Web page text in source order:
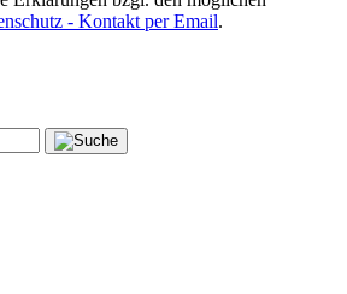
- Kontakt per Email.